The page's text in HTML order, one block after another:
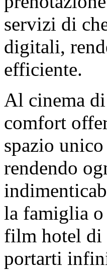
servizi di
digitali,
efficiente.
Al cinema
comfort
spazio
rendendo
la famiglia
film hotel di
portarti